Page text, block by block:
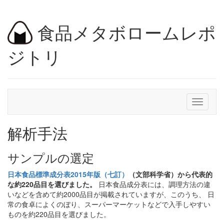
食品メタボロームレポ
ジトリ
Toggle
解析手法
サンプルの選定
日本食品標準成分表2015年版（七訂）
（文部科学省）から代表的
な約220品目を選びました。
日本食品成分表には、調理方法の違
いなどを含めて約2000品目が掲載されていますが、このうち、 日
常の食卓によくのぼり、スーパーマーケットなどで入手しやすい
ものを約220品目を選びました。